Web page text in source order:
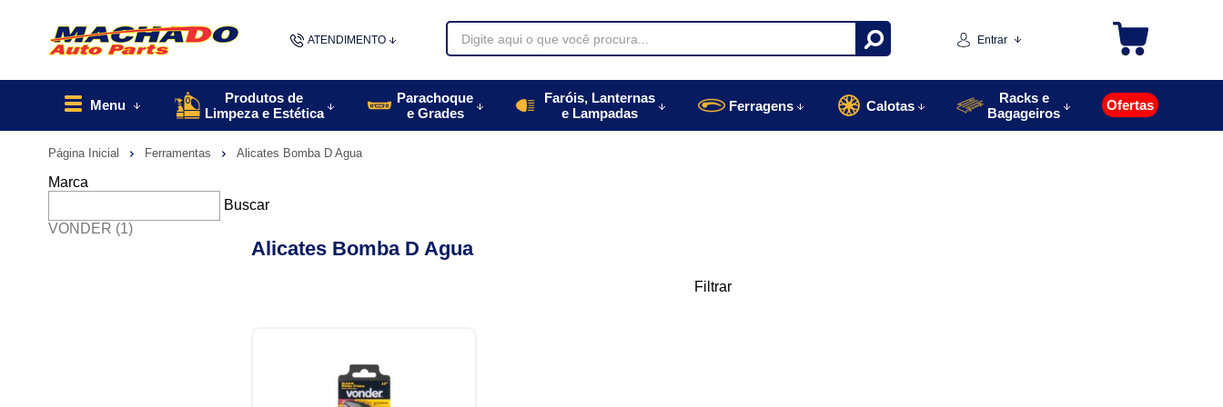
ATENDIMENTO
48996770085
Entrar
Menu
Produtos de
Limpeza e Estética
Parachoque
e Grades
Faróis, Lanternas
e Lampadas
Ferragens Calotas
Racks e
Bagageiros
Ofertas
Página Inicial Ferramentas Alicates Bomba D Agua
Marca
Buscar
VONDER (1)
Alicates Bomba D Agua
Filtrar